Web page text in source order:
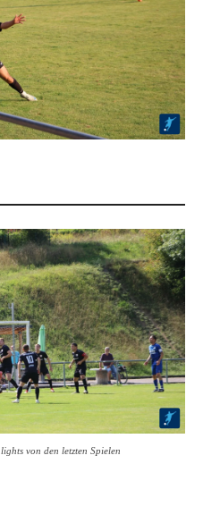
von den letzten Spielen